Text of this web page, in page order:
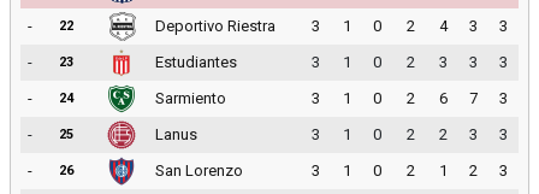
-
22 Deportivo Riestra 3 1 0 2 4 3
3
-
23 Estudiantes 3 1 0 2 3 3
3
-
24 Sarmiento 3 1 0 2 6 7
3
-
25 Lanus 3 1 0 2 2 3
3
-
26 San Lorenzo 3 1 0 2 1 2 3